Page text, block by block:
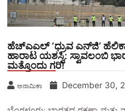
ಹೆಚ್‌ಎಎಲ್ ‘ಧ್ರುವ ಎನ್‌ಜಿ’
ಹಾರಾಟ ಯಶಸ್ವಿ: ಸ್ವಾವಲಂಬಿ
ಮತ್ತೊಂದು ಗರಿ!
ಅನಾಮಿಕಾ December 30,